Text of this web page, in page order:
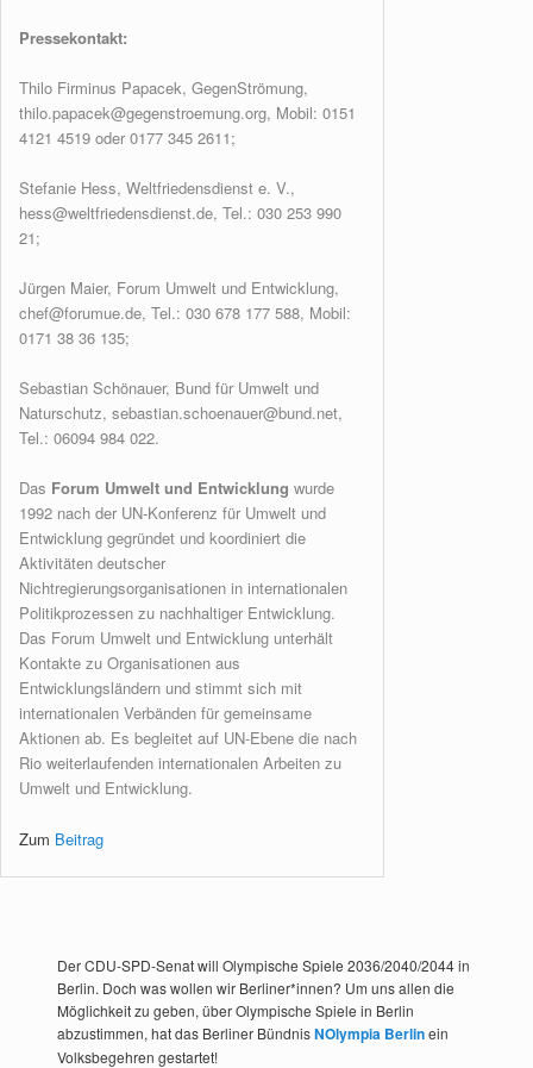
Pressekontakt:
Thilo Firminus Papacek, GegenStrömung,
thilo.papacek@gegenstroemung.org, Mobil: 0151
4121 4519 oder 0177 345 2611;
Stefanie Hess, Weltfriedensdienst e. V.,
hess@weltfriedensdienst.de, Tel.: 030 253 990
21;
Jürgen Maier, Forum Umwelt und Entwicklung,
chef@forumue.de, Tel.: 030 678 177 588, Mobil:
0171 38 36 135;
Sebastian Schönauer, Bund für Umwelt und
Naturschutz, sebastian.schoenauer@bund.net,
Tel.: 06094 984 022.
Das Forum Umwelt und Entwicklung wurde
1992 nach der UN-Konferenz für Umwelt und
Entwicklung gegründet und koordiniert die
Aktivitäten deutscher
Nichtregierungsorganisationen in internationalen
Politikprozessen zu nachhaltiger Entwicklung.
Das Forum Umwelt und Entwicklung unterhält
Kontakte zu Organisationen aus
Entwicklungsländern und stimmt sich mit
internationalen Verbänden für gemeinsame
Aktionen ab. Es begleitet auf UN-Ebene die nach
Rio weiterlaufenden internationalen Arbeiten zu
Umwelt und Entwicklung.
Zum Beitrag
Der CDU-SPD-Senat will Olympische Spiele 2036/2040/2044 in
Berlin. Doch was wollen wir Berliner*innen? Um uns allen die
Möglichkeit zu geben, über Olympische Spiele in Berlin
abzustimmen, hat das Berliner BündnisNOlympia Berlinein
Volksbegehren gestartet!